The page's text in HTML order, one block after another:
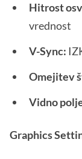
Hitrost
vrednost
V-Sync:
Omejitev
Vidno
Graphics